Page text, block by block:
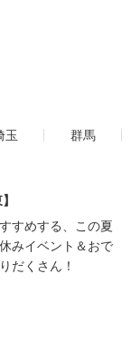
玉
群馬
すめする、この夏
みイベント＆おで
だくさん！